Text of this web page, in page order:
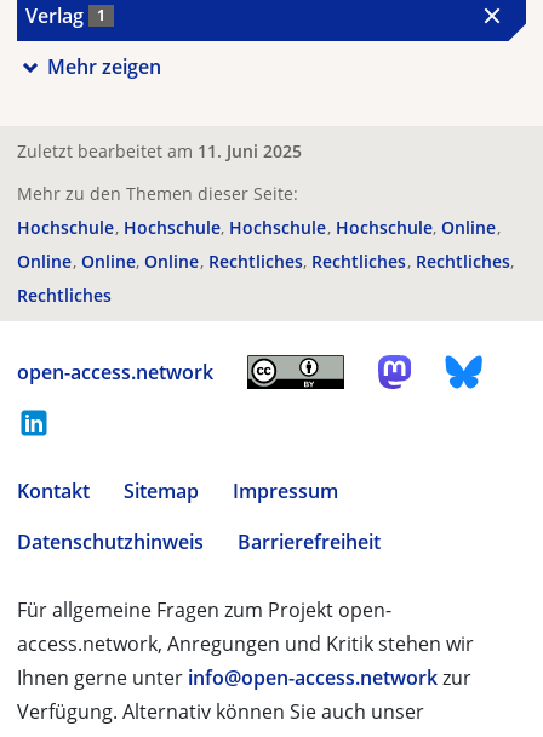
Verlag 1
Mehr zeigen
Zuletzt bearbeitet am 11. Juni 2025
Mehr zu den Themen dieser Seite:
Hochschule Hochschule Hochschule Hochschule Online
Online Online Online Rechtliches Rechtliches Rechtliches
Rechtliches
open-access.network
Kontakt Sitemap
Impressum
Datenschutzhinweis
Barrierefreiheit
Für allgemeine Fragen zum Projekt open-
access.network, Anregungen und Kritik stehen wir
Ihnen gerne unter info@open-access.networkzur
Verfügung. Alternativ können Sie auch unser